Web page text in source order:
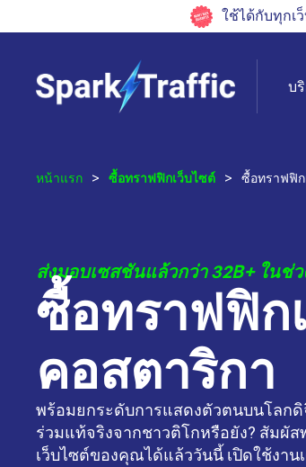
ใช้ได้กับทุกเ
บ
หน้าแรก > ซื้อทราฟฟิกเว็บไซต์ > ซื้อทราฟฟิก
ส่งมอบเซสชันแล้วกว่า 32B+ ในช่ว
ซื้อทราฟฟิก
คอสตาริกา
พร้อมยกระดับการแสดงตัวตนบนโลก
ร่วมแท้จริงจากชาวติโกหรือยัง? สัมผัส
เว็บไซต์ของคุณได้แล้ววันนี้ เปิดใช้งา